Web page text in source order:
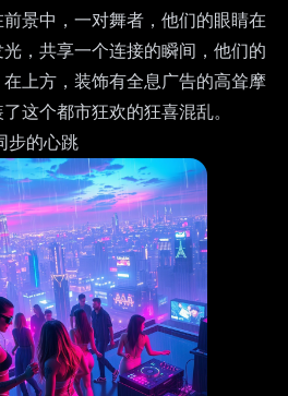
景中，一对舞者，他们的眼睛在
，共享一个连接的瞬间，他们的
上方，装饰有全息广告的高耸摩
这个都市狂欢的狂喜混乱。
步的心跳